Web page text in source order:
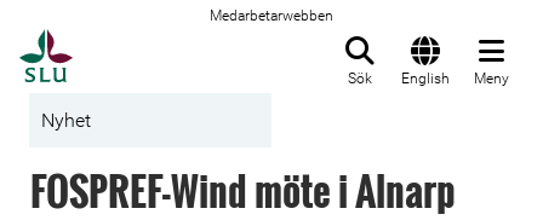
Medarbetarwebben
Sök English Meny
Nyhet
FOSPREF-Wind möte i Alnarp